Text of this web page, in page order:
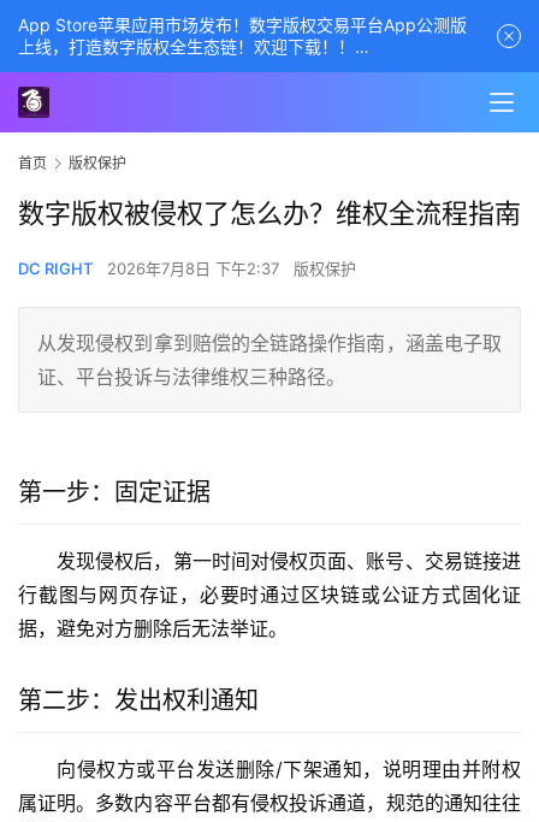
首页 版权保护
数字版权被侵权了怎么办？维权全流程指南
DC RIGHT 2026年7月8日 下午2:37 版权保护
从发现侵权到拿到赔偿的全链路操作指南，涵盖电子取
证、平台投诉与法律维权三种路径。
第一步：固定证据
发现侵权后，第一时间对侵权页面、账号、交易链接进
行截图与网页存证，必要时通过区块链或公证方式固化证
据，避免对方删除后无法举证。
第二步：发出权利通知
向侵权方或平台发送删除/下架通知，说明理由并附权
属证明。多数内容平台都有侵权投诉通道，规范的通知往往
App Store苹果应用市场发布！数字版权交易平台App公测版
上线，打造数字版权全生态链！欢迎下载！！
商务经理联系方式——数字版权交易平台